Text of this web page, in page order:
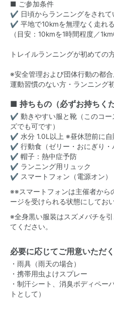
■ ご参加条件
✔ 日頃からランニングをされて
✔ 平地で10kmを無理なく走れ
（目安：10kmを1時間程度／
トレイルランニングが初めての
※安全管理および団体行動の都合
運動習慣のない方・ランニング
■ 持ちもの（必ずお持ちく
✔ 動きやすい服と靴（このコー
ズでも可です）
✔ 水分 1.0L以上 ※昼休憩前に自
✔ 行動食（ゼリー・おにぎり・
✔ 帽子：熱中症予防
✔ ランニング用リュック
✔ スマートフォン（電源オン）
※※スマートフォンは主催者から
ージを受けられる状態にしてお
※全身黒い服装はスズメバチを
てください。
必要に応じてご用意いただ
・雨具（雨天の場合）
・携帯用虫よけスプレー
・制汗シート、消臭ボディペー
トとして）